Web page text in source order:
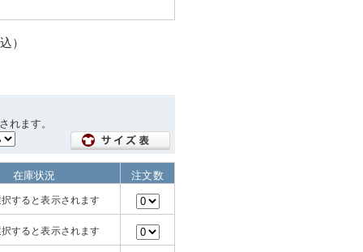
）
れます。
在庫状況
注文数
すると表示されます
すると表示されます